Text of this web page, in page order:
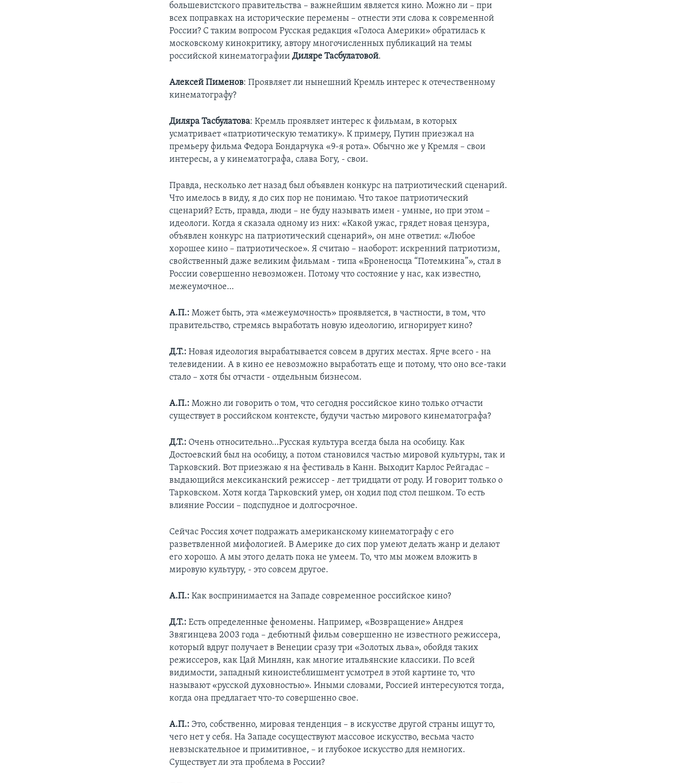
большевистского правительства – важнейшим является кино. Можно ли – при
всех поправках на исторические перемены – отнести эти слова к современной
России? С таким вопросом Русская редакция «Голоса Америки» обратилась к
московскому кинокритику, автору многочисленных публикаций на темы
российской кинематографииДиляре Тасбулатовой.
Алексей Пименов: Проявляет ли нынешний Кремль интерес к отечественному
кинематографу?
Диляра Тасбулатова: Кремль проявляет интерес к фильмам, в которых
усматривает «патриотическую тематику». К примеру, Путин приезжал на
премьеру фильма Федора Бондарчука «9-я рота». Обычно же у Кремля – свои
интересы, а у кинематографа, слава Богу, - свои.
Правда, несколько лет назад был объявлен конкурс на патриотический сценарий.
Что имелось в виду, я до сих пор не понимаю. Что такое патриотический
сценарий? Есть, правда, люди – не буду называть имен - умные, но при этом –
идеологи. Когда я сказала одному из них: «Какой ужас, грядет новая цензура,
объявлен конкурс на патриотический сценарий», он мне ответил: «Любое
хорошее кино – патриотическое». Я считаю – наоборот: искренний патриотизм,
свойственный даже великим фильмам - типа «Броненосца “Потемкина”», стал в
России совершенно невозможен. Потому что состояние у нас, как известно,
межеумочное…
А.П.: Может быть, эта «межеумочность» проявляется, в частности, в том, что
правительство, стремясь выработать новую идеологию, игнорирует кино?
Д.Т.: Новая идеология вырабатывается совсем в других местах. Ярче всего - на
телевидении. А в кино ее невозможно выработать еще и потому, что оно все-таки
стало – хотя бы отчасти - отдельным бизнесом.
А.П.: Можно ли говорить о том, что сегодня российское кино только отчасти
существует в российском контексте, будучи частью мирового кинематографа?
Д.Т.: Очень относительно…Русская культура всегда была на особицу. Как
Достоевский был на особицу, а потом становился частью мировой культуры, так и
Тарковский. Вот приезжаю я на фестиваль в Канн. Выходит Карлос Рейгадас –
выдающийся мексиканский режиссер - лет тридцати от роду. И говорит только о
Тарковском. Хотя когда Тарковский умер, он ходил под стол пешком. То есть
влияние России – подспудное и долгосрочное.
Сейчас Россия хочет подражать американскому кинематографу с его
разветвленной мифологией. В Америке до сих пор умеют делать жанр и делают
его хорошо. А мы этого делать пока не умеем. То, что мы можем вложить в
мировую культуру, - это совсем другое.
А.П.: Как воспринимается на Западе современное российское кино?
Д.Т.: Есть определенные феномены. Например, «Возвращение» Андрея
Звягинцева 2003 года – дебютный фильм совершенно не известного режиссера,
который вдруг получает в Венеции сразу три «Золотых льва», обойдя таких
режиссеров, как Цай Минлян, как многие итальянские классики. По всей
видимости, западный киноистеблишмент усмотрел в этой картине то, что
называют «русской духовностью». Иными словами, Россией интересуются тогда,
когда она предлагает что-то совершенно свое.
А.П.: Это, собственно, мировая тенденция – в искусстве другой страны ищут то,
чего нет у себя. На Западе сосуществуют массовое искусство, весьма часто
невзыскательное и примитивное, – и глубокое искусство для немногих.
Существует ли эта проблема в России?